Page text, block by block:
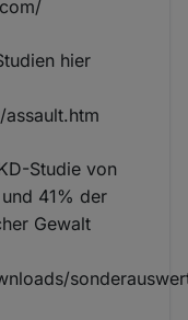
hier
Studie von
41% der
Gewalt